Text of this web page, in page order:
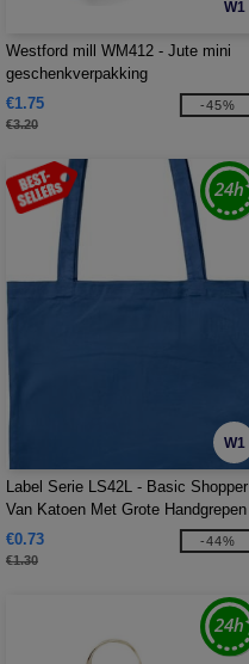
W1
Westford mill WM412 - Jute mini
geschenkverpakking
€1.75
€3.20
-45%
W1
Label Serie LS42L - Basic Shopper
Van Katoen Met Grote Handgrepen
€0.73
€1.30
-44%